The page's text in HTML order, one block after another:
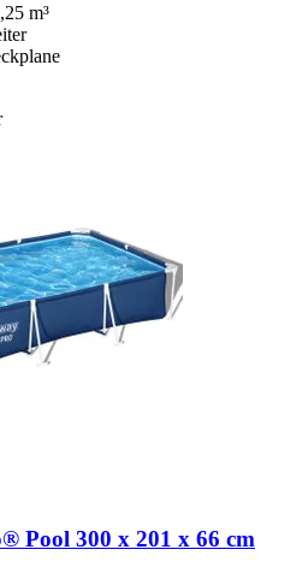
m³
Pool 300 x 201 x 66 cm